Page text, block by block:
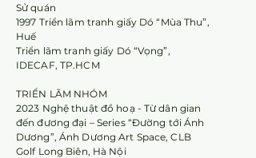
Sử quán
1997 Triển lãm tranh giấy Dó “Mùa Thu”,
Huế
Triển lãm tranh giấy Dó “Vọng”,
IDECAF, TP.HCM
TRIỂN LÃM NHÓM
2023 Nghệ thuật đồ hoạ - Từ dân gian
đến đương đại – Series “Đường tới Ánh
Dương”, Ánh Dương Art Space, CLB
Golf Long Biên, Hà Nội